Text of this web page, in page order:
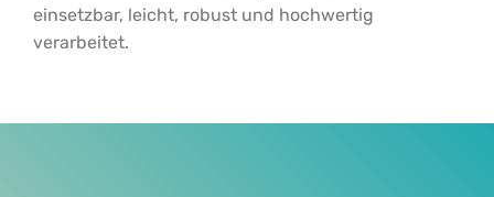
einsetzbar, leicht, robust und hochwertig
verarbeitet.